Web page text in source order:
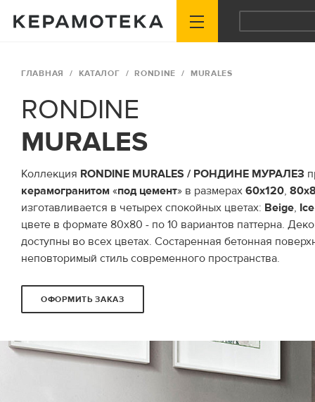
ГЛАВНАЯ КАТАЛОГ RONDINE MURALES
RONDINE
MURALES
Коллекция RONDINE MURALES / РОНДИНЕ МУРАЛЕЗ
керамогранитом «под цемент» в размерах 60x120,
изготавливается в четырех спокойных цветах: Beige, Ice
цвете в формате 80x80 - по 10 вариантов паттерна.
доступны во всех цветах. Состаренная бетонная
неповторимый стиль современного пространства.
ОФОРМИТЬ ЗАКАЗ